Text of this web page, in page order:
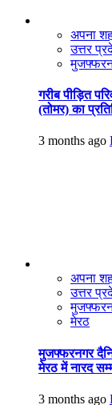
अपना
उत्तर
गरीब पीड़ित
(तोमर) का
3 months ago
अपना
उत्तर
मेरठ
मुजफ्फरनगर
मेरठ में नारद
3 months ago